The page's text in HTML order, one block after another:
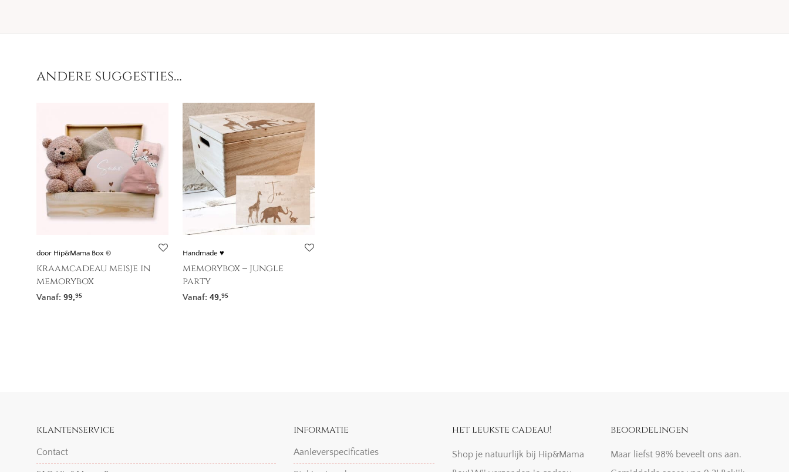
andere suggesties…
door Hip&Mama Box ©
kraamcadeau meisje in
memorybox
Vanaf: 99,95
Handmade ♥
memorybox – jungle
party
Vanaf: 49,95
klantenservice
Contact
informatie
Aanleverspecificaties
het leukste cadeau!
Shop je natuurlijk bij Hip&Mama
beoordelingen
Maar liefst 98% beveelt ons aan.